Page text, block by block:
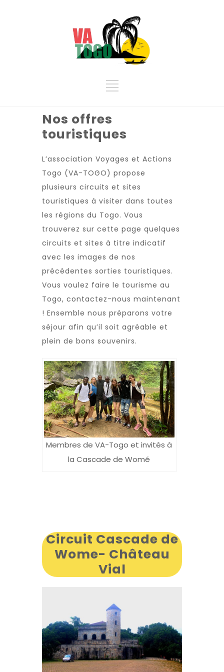
Nos offres
touristiques
L’association Voyages et Actions
Togo (VA-TOGO) propose
plusieurs circuits et sites
touristiques à visiter dans toutes
les régions du Togo. Vous
trouverez sur cette page quelques
circuits et sites à titre indicatif
avec les images de nos
précédentes sorties touristiques.
Vous voulez faire le tourisme au
Togo, contactez-nous maintenant
! Ensemble nous préparons votre
séjour afin qu’il soit agréable et
plein de bons souvenirs.
Membres de VA-Togo et invités à
la Cascade de Womé
Circuit Cascade de
Wome- Château
Vial